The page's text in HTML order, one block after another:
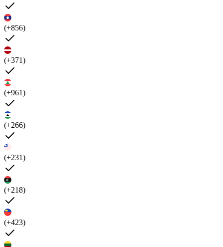
(+856)
(+371)
(+961)
(+266)
(+231)
(+218)
(+423)